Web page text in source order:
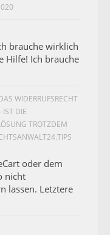
brauche wirklich
Hilfe! Ich brauche
WIDERRUFSRECHT
IST DIE
TROTZDEM
oder dem
nicht
lassen. Letztere